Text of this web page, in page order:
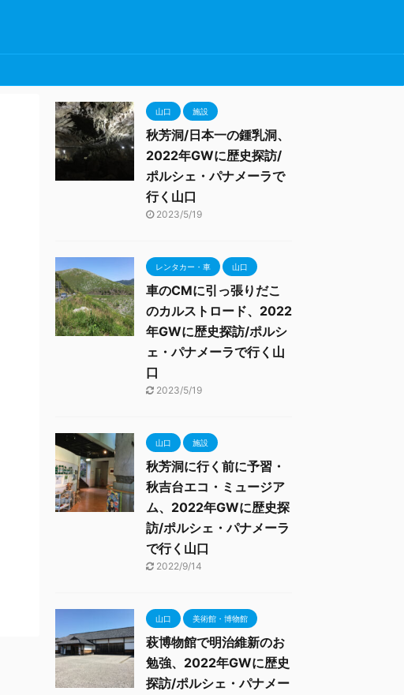
山口 施設
秋芳洞/日本一の鍾乳洞、
2022年GWに歴史探訪/
ポルシェ・パナメーラで
行く山口
2023/5/19
レンタカー・車 山口
車のCMに引っ張りだこ
のカルストロード、2022
年GWに歴史探訪/ポルシ
ェ・パナメーラで行く山
口
2023/5/19
山口 施設
秋芳洞に行く前に予習・
秋吉台エコ・ミュージア
ム、2022年GWに歴史探
訪/ポルシェ・パナメーラ
で行く山口
2022/9/14
山口 美術館・博物館
萩博物館で明治維新のお
勉強、2022年GWに歴史
探訪/ポルシェ・パナメー